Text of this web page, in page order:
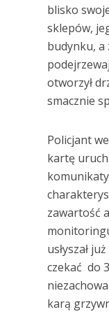
blisko
sklepów,
budynku, a
otworzył
smacznie
Policjant
kartę
zawartość
usłyszał
czekać do
karą